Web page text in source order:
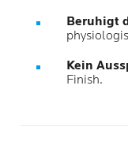
Beruhigt
Kein
Finish.